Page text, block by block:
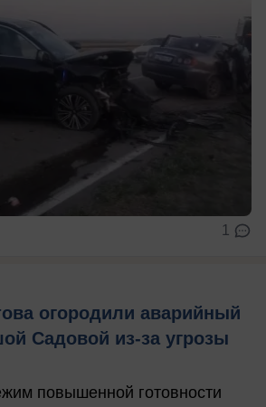
1
огородили аварийный
Садовой из-за угрозы
повышенной готовности